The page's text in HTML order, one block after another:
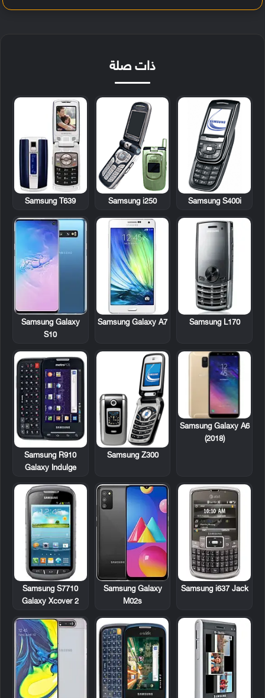
ذات صلة
Samsung S400i
Samsung i250
Samsung T639
Samsung L170
Samsung Galaxy A7
Samsung Galaxy
S10
Samsung Galaxy A6
(2018)
Samsung Z300
Samsung R910
Galaxy Indulge
Samsung i637 Jack
Samsung Galaxy
M02s
Samsung S7710
Galaxy Xcover 2